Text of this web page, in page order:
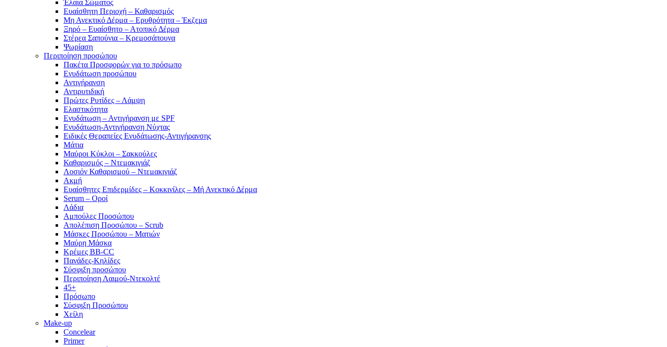
Έλαια Σώματος
Ευαίσθητη Περιοχή – Καθαρισμός
Μη Ανεκτικό Δέρμα – Ερυθρότητα – Έκζεμα
Ξηρό – Ευαίσθητο – Ατοπικό Δέρμα
Στέρεα Σαπούνια – Κρεμοσάπουνα
Ψωρίαση
Περιποίηση προσώπου
Πακέτα Προσφορών για το πρόσωπο
Ενυδάτωση προσώπου
Αντιγήρανση
Αντιρυτιδική
Πρώτες Ρυτίδες – Λάμψη
Ελαστικότητα
Ενυδάτωση – Αντιγήρανση με SPF
Ενυδάτωση-Αντιγήρανση Νύχτας
Ειδικές Θεραπείες Ενυδάτωσης-Αντιγήρανσης
Μάτια
Μαύροι Κύκλοι – Σακκούλες
Καθαρισμός – Ντεμακιγιάζ
Λοσιόν Καθαρισμού – Ντεμακιγιάζ
Ακμή
Ευαίσθητες Επιδερμίδες – Κοκκινίλες – Μή Ανεκτικό Δέρμα
Serum – Οροί
Λάδια
Αμπούλες Προσώπου
Απολέπιση Προσώπου – Scrub
Μάσκες Προσώπου – Ματιών
Μαύρη Μάσκα
Κρέμες BB-CC
Πανάδες-Κηλίδες
Σύσφιξη προσώπου
Περιποίηση Λαιμού-Ντεκολτέ
45+
Πρόσωπο
Σύσφιξη Προσώπου
Χείλη
Make-up
Concelear
Primer